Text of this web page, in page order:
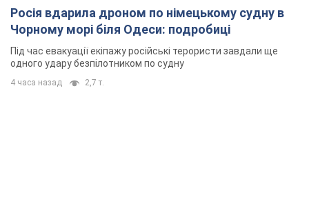
Росія вдарила дроном по німецькому судну в
Чорному морі біля Одеси: подробиці
Під час евакуації екіпажу російські терористи завдали ще
одного удару безпілотником по судну
4 часа назад 2,7 т.